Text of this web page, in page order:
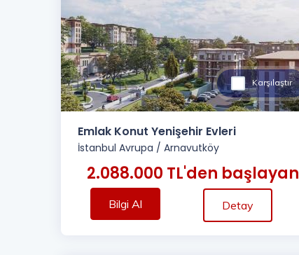
Karşılaştır
Emlak Konut Yenişehir Evleri
İstanbul Avrupa / Arnavutköy
2.088.000 TL'den başlayan
Bilgi Al Detay